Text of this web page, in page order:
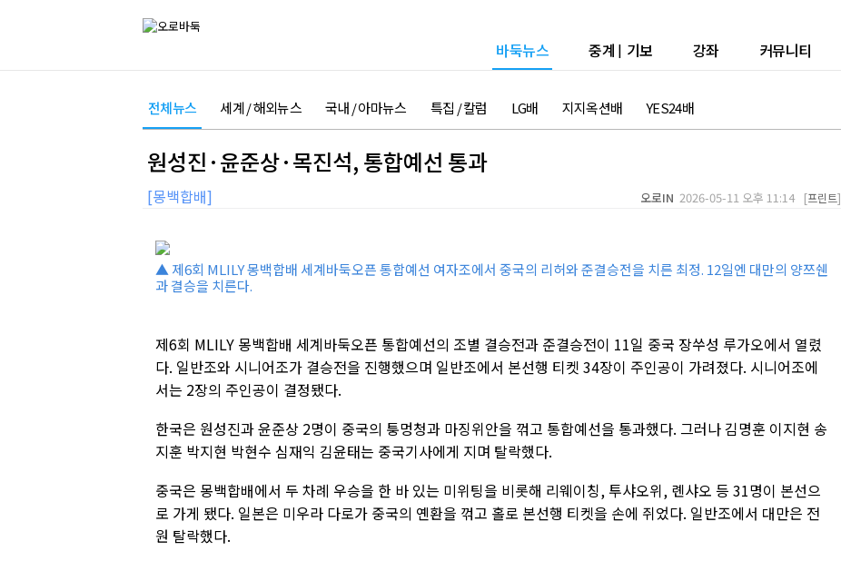
바둑뉴스 중계 | 기보 강좌 커뮤니티
전체뉴스 세계 / 해외뉴스 국내 / 아마뉴스 특집 / 칼럼 LG배 지지옥션배 YES24배
원성진·윤준상·목진석, 통합예선 통과
[몽백합배] 오로IN 2026-05-11 오후 11:14 [프린트]
▲ 제6회 MLILY 몽백합배 세계바둑오픈 통합예선 여자조에서 중국의 리허와 준결승전을 치른 최정. 12일엔 대만의 양쯔쉔
과 결승을 치른다.
제6회 MLILY 몽백합배 세계바둑오픈 통합예선의 조별 결승전과 준결승전이 11일 중국 장쑤성 루가오에서 열렸
다. 일반조와 시니어조가 결승전을 진행했으며 일반조에서 본선행 티켓 34장이 주인공이 가려졌다. 시니어조에
서는 2장의 주인공이 결정됐다.
한국은 원성진과 윤준상 2명이 중국의 퉁멍청과 마징위안을 꺾고 통합예선을 통과했다. 그러나 김명훈 이지현 송
지훈 박지현 박현수 심재익 김윤태는 중국기사에게 지며 탈락했다.
중국은 몽백합배에서 두 차례 우승을 한 바 있는 미위팅을 비롯해 리웨이칭, 투샤오위, 롄샤오 등 31명이 본선으
로 가게 됐다. 일본은 미우라 다로가 중국의 옌환을 꺾고 홀로 본선행 티켓을 손에 쥐었다. 일반조에서 대만은 전
원 탈락했다.